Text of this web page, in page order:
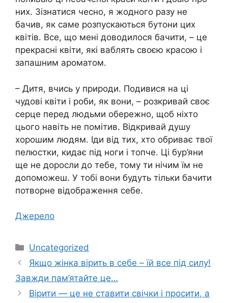
них. Зізнатися чесно, я жодного разу не
бачив, як саме розпускаються бутони цих
квітів. Все, що мені доводилося бачити, – це
прекрасні квіти, які ваблять своєю красою і
запашним ароматом.
– Дитя, вчись у природи. Подивися на ці
чудові квіти і роби, як вони, – розкривай своє
серце перед людьми обережно, щоб ніхто
цього навіть не помітив. Відкривай душу
хорошим людям. Іди від тих, хто обриває твої
пелюстки, кидає під ноги і топче. Ці бур’яни
ще не доросли до тебе, тому ти нічим їм не
допоможеш. У тобі вони будуть тільки бачити
потворне відображення себе.
Джерело
Категорії
Uncategorized
Якщо жінка вірить в себе – їй все під силу!
Завжди пам’ятайте це…
Вірити — це не ставити свічки і просити, а